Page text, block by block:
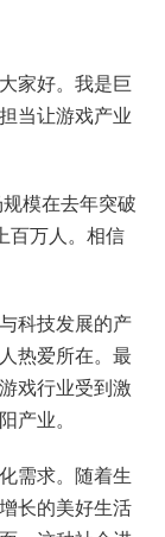
家好。我是巨
当让游戏产业
模在去年突破
百万人。相信
科技发展的产
热爱所在。最
戏行业受到激
产业。
需求。随着生
长的美好生活